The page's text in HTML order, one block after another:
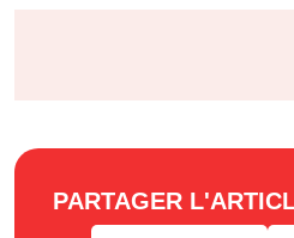
PARTAGER